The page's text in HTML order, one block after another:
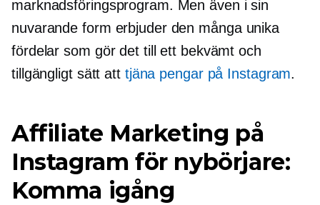
marknadsföringsprogram. Men även i sin
nuvarande form erbjuder den många unika
fördelar som gör det till ett bekvämt och
tillgängligt sätt att tjäna pengar på Instagram.
Affiliate Marketing på
Instagram för nybörjare:
Komma igång